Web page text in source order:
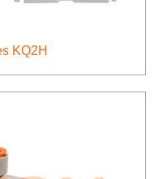
KQ2H